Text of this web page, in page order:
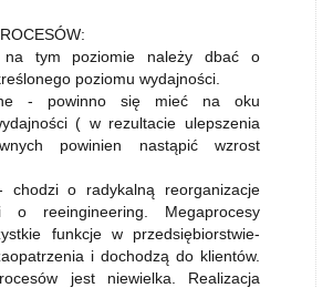
na tym poziomie należy dbać o
poziomu wydajności.
- powinno się mieć na oku
( w rezultacie ulepszenia
powinien nastąpić wzrost
chodzi o radykalną reorganizacje
o reeingineering. Megaprocesy
funkcje w przedsiębiorstwie-
i dochodzą do klientów.
jest niewielka. Realizacja